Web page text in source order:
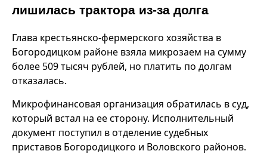
лишилась трактора из-за долга
Глава крестьянско-фермерского хозяйства в
Богородицком районе взяла микрозаем на сумму
более 509 тысяч рублей, но платить по долгам
отказалась.
Микрофинансовая организация обратилась в суд,
который встал на ее сторону. Исполнительный
документ поступил в отделение судебных
приставов Богородицкого и Воловского районов.